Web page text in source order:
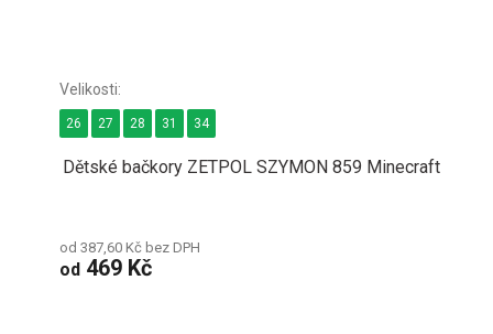
Dětské bačkory ZETPOL SZYMON 859 Minecraft
od 387,60 Kč bez DPH
od 469 Kč
26 27 28 31 34